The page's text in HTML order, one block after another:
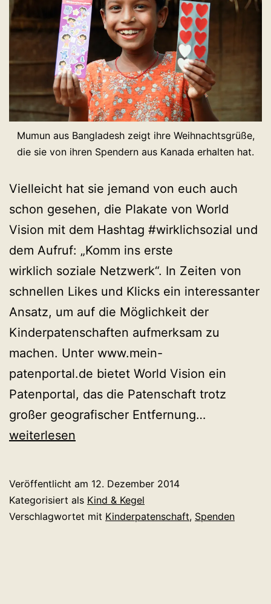
Mumun aus Bangladesh zeigt ihre Weihnachtsgrüße,
die sie von ihren Spendern aus Kanada erhalten hat.
Vielleicht hat sie jemand von euch auch
schon gesehen, die Plakate von World
Vision mit dem Hashtag #wirklichsozial und
dem Aufruf: „Komm ins erste
wirklich soziale Netzwerk“. In Zeiten von
schnellen Likes und Klicks ein interessanter
Ansatz, um auf die Möglichkeit der
Kinderpatenschaften aufmerksam zu
machen. Unter www.mein-
patenportal.de bietet World Vision ein
Patenportal, das die Patenschaft trotz
großer geografischer Entfernung…
weiterlesen
Veröffentlicht am 12. Dezember 2014
Kategorisiert als Kind & Kegel
Verschlagwortet mit Kinderpatenschaft, Spenden